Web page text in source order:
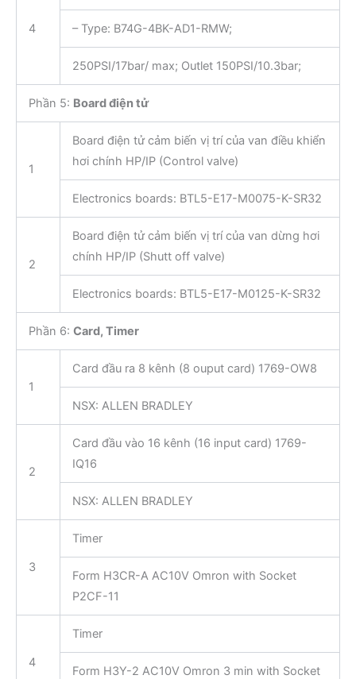
4 – Type: B74G-4BK-AD1-RMW;
250PSI/17bar/ max; Outlet 150PSI/10.3bar;
Phần 5: Board điện tử
1
Board điện tử cảm biến vị trí của van điều khiển
hơi chính HP/IP (Control valve)
Electronics boards: BTL5-E17-M0075-K-SR32
2
Board điện tử cảm biến vị trí của van dừng hơi
chính HP/IP (Shutt off valve)
Electronics boards: BTL5-E17-M0125-K-SR32
Phần 6: Card, Timer
1
Card đầu ra 8 kênh (8 ouput card) 1769-OW8
NSX: ALLEN BRADLEY
2
Card đầu vào 16 kênh (16 input card) 1769-
IQ16
NSX: ALLEN BRADLEY
3
Timer
Form H3CR-A AC10V Omron with Socket
P2CF-11
4
Timer
Form H3Y-2 AC10V Omron 3 min with Socket